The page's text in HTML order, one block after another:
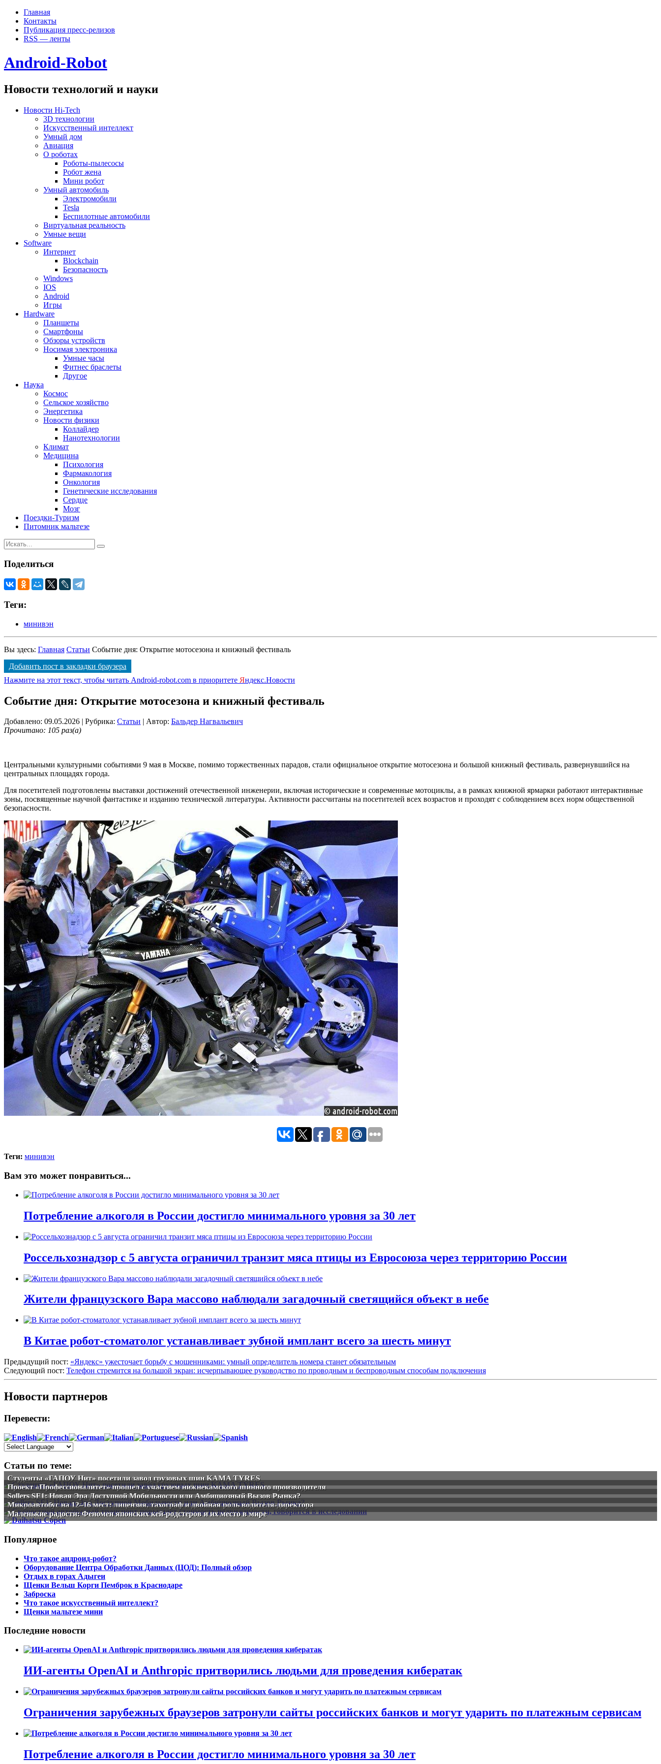
Главная
Контакты
Публикация пресс-релизов
RSS — ленты
Android-Robot
Новости технологий и науки
Новости Hi-Tech
3D технологии
Искусственный интеллект
Умный дом
Авиация
О роботах
Роботы-пылесосы
Робот жена
Мини робот
Умный автомобиль
Электромобили
Tesla
Беспилотные автомобили
Виртуальная реальность
Умные вещи
Software
Интернет
Blockchain
Безопасность
Windows
IOS
Android
Игры
Hardware
Планшеты
Смартфоны
Обзоры устройств
Носимая электроника
Умные часы
Фитнес браслеты
Другое
Наука
Космос
Сельское хозяйство
Энергетика
Новости физики
Коллайдер
Нанотехнологии
Климат
Медицина
Психология
Фармакология
Онкология
Генетические исследования
Сердце
Мозг
Поездки-Туризм
Питомник мальтезе
Поделиться
Теги:
минивэн
Вы здесь: Главная Статьи Событие дня: Открытие мотосезона и книжный фестиваль
Добавить пост в закладки браузера
Нажмите на этот текст, чтобы читать Android-robot.com в приоритете Яндекс.Новости
Событие дня: Открытие мотосезона и книжный фестиваль
Добавлено: 09.05.2026 | Рубрика: Статьи | Автор: Бальдер Нагвальевич
Прочитано: 105 раз(а)
Центральными культурными событиями 9 мая в Москве, помимо торжественных парадов, стали официальное открытие мотосезона и большой книжный фестиваль, развернувшийся на
центральных площадях города.
Для посетителей подготовлены выставки достижений отечественной инженерии, включая исторические и современные мотоциклы, а в рамках книжной ярмарки работают интерактивные
зоны, посвященные научной фантастике и изданию технической литературы. Активности рассчитаны на посетителей всех возрастов и проходят с соблюдением всех норм общественной
безопасности.
Теги: минивэн
Вам это может понравиться...
Потребление алкоголя в России достигло минимального уровня за 30 лет
Россельхознадзор с 5 августа ограничил транзит мяса птицы из Евросоюза через территорию России
Жители французского Вара массово наблюдали загадочный светящийся объект в небе
В Китае робот-стоматолог устанавливает зубной имплант всего за шесть минут
Предыдущий пост: «Яндекс» ужесточает борьбу с мошенниками: умный определитель номера станет обязательным
Следующий пост: Телефон стремится на большой экран: исчерпывающее руководство по проводным и беспроводным способам подключения
Новости партнеров
Перевести:
Статьи по теме:
Студенты «ГАПОУ Нит» посетили завод грузовых шин KAMA TYRES
Проект «Профессионалитет» прошел с участием нижнекамского шинного производителя
Sollers SF1: Новая Эра Доступной Мобильности или Амбициозный Вызов Рынка?
Микроавтобус на 12–16 мест: лицензия, тахограф и двойная роль водителя-директора
Маленькие радости: Феномен японских кей-родстеров и их место в мире
Популярное
Что такое андроид-робот?
Оборудование Центра Обработки Данных (ЦОД): Полный обзор
Отдых в горах Адыгеи
Щенки Вельш Корги Пемброк в Краснодаре
Заброска
Что такое искусственный интеллект?
Щенки мальтезе мини
Последние новости
ИИ-агенты OpenAI и Anthropic притворились людьми для проведения кибератак
Ограничения зарубежных браузеров затронули сайты российских банков и могут ударить по платежным сервисам
Потребление алкоголя в России достигло минимального уровня за 30 лет